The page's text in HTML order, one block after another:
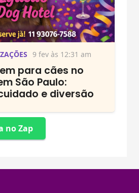
9 fev às 12:31 am
para cães no
São Paulo:
e diversão
no Zap